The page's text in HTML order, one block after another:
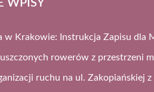
WPISY
w Krakowie: Instrukcja Zapisu dla
rowerów z przestrzeni
ruchu na ul. Zakopiańskiej